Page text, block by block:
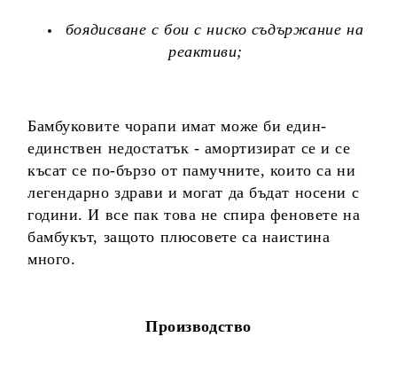
боядисване с бои с ниско съдържание на
реактиви;
Бамбуковите чорапи имат може би един-
единствен недостатък - амортизират се и се
късат се по-бързо от памучните, които са ни
легендарно здрави и могат да бъдат носени с
години. И все пак това не спира феновете на
бамбукът, защото плюсовете са наистина
много.
Производство